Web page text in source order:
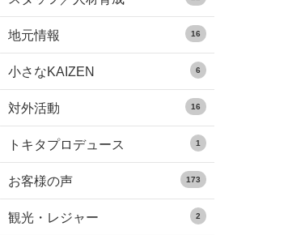
地元情報 16
小さなKAIZEN 6
対外活動 16
トキタプロデュース 1
お客様の声 173
観光・レジャー 2